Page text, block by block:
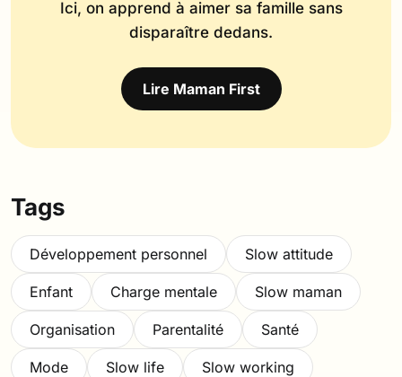
Ici, on apprend à aimer sa famille sans
disparaître dedans.
Lire Maman First
Tags
Développement personnel Slow attitude
Enfant Charge mentale Slow maman
Organisation Parentalité Santé
Mode Slow life Slow working